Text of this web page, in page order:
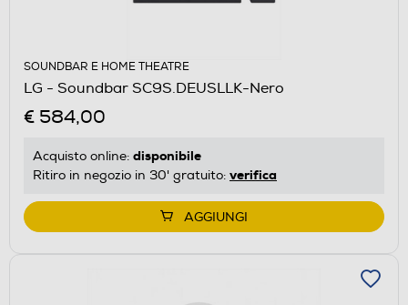
SOUNDBAR E HOME THEATRE
LG - Soundbar SC9S.DEUSLLK-Nero
€ 584,00
Acquisto online: disponibile
Ritiro in negozio in 30' gratuito: verifica
AGGIUNGI